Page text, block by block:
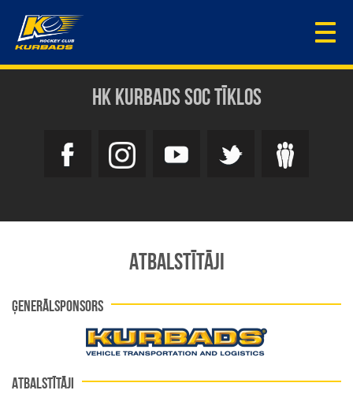
HK KURBADS SOC TĪKLOS
ATBALSTĪTĀJI
ĢENERĀLSPONSORS
ATBALSTĪTĀJI